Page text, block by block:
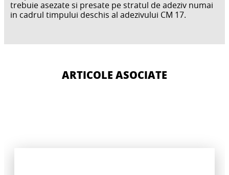
trebuie asezate si presate pe stratul de adeziv numai
in cadrul timpului deschis al adezivului CM 17.
ARTICOLE ASOCIATE